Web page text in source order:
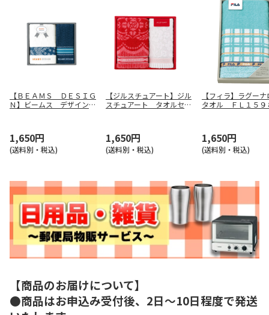
【ＢＥＡＭＳ ＤＥＳＩＧ
Ｎ】ビームス デザイン
1,650円
(送料別・税込)
【ジルスチュアート】ジル
スチュアート タオルセッ
1,650円
(送料別・税込)
【フィラ】ラグー
タオル ＦＬ１５９
1,650円
(送料別・税込)
【商品のお届けについて】
●商品はお申込み受付後、2日～10日程度で発送